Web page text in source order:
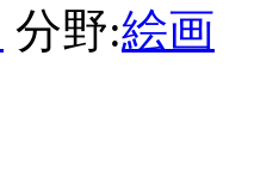
分野:絵画